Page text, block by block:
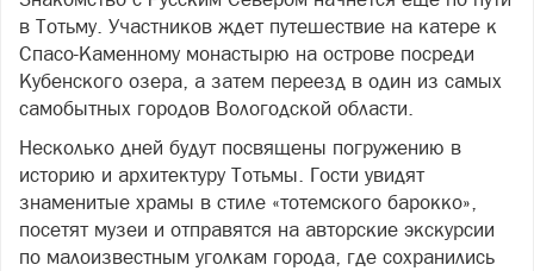
в Тотьму. Участников ждет путешествие на катере к
Спасо-Каменному монастырю на острове посреди
Кубенского озера, а затем переезд в один из самых
самобытных городов Вологодской области.
Несколько дней будут посвящены погружению в
историю и архитектуру Тотьмы. Гости увидят
знаменитые храмы в стиле «тотемского барокко»,
посетят музеи и отправятся на авторские экскурсии
по малоизвестным уголкам города, где сохранились